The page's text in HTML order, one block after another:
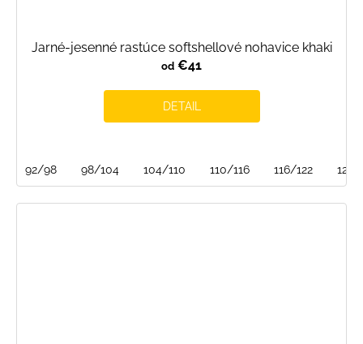
Jarné-jesenné rastúce softshellové nohavice khaki
od €41
DETAIL
92/98 98/104 104/110 110/116 116/122 122/